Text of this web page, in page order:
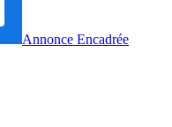
Annonce Encadrée